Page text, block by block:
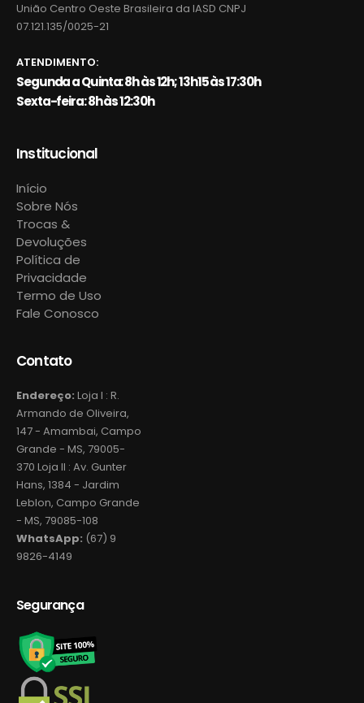
União Centro Oeste Brasileira da IASD CNPJ
07.121.135/0025-21
ATENDIMENTO:
Segunda a Quinta: 8h às 12h; 13h15 às 17:30h
Sexta-feira: 8h às 12:30h
Institucional
Início
Sobre Nós
Trocas &
Devoluções
Política de
Privacidade
Termo de Uso
Fale Conosco
Contato
Endereço: Loja I : R.
Armando de Oliveira,
147 - Amambai, Campo
Grande - MS, 79005-
370 Loja II : Av. Gunter
Hans, 1384 - Jardim
Leblon, Campo Grande
- MS, 79085-108
WhatsApp: (67) 9
9826-4149
Segurança